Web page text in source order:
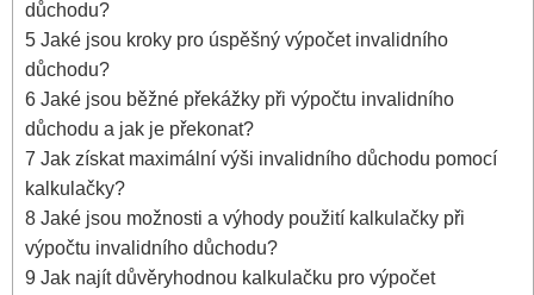
důchodu?
5 Jaké jsou kroky pro úspěšný výpočet invalidního
důchodu?
6 Jaké jsou běžné překážky při výpočtu invalidního
důchodu a jak je překonat?
7 Jak získat maximální výši invalidního důchodu pomocí
kalkulačky?
8 Jaké jsou možnosti a výhody použití kalkulačky při
výpočtu invalidního důchodu?
9 Jak najít důvěryhodnou kalkulačku pro výpočet